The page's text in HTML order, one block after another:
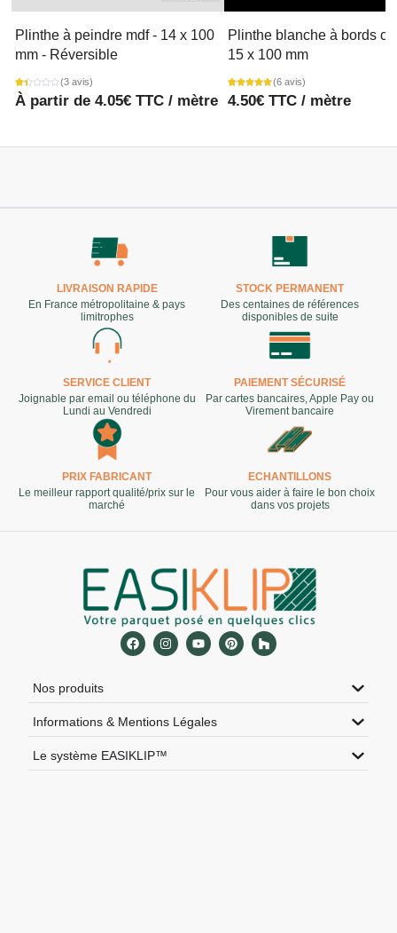
Plinthe à peindre mdf​ - 14 x 100
mm - Réversible
Noté
1.33
sur
3
client
(3 avis)
À partir de4.05€ TTC / mètre
Plinthe blanche à bords
15 x 100 mm
Noté
4.83
6
(6 avis)
4.50€ TTC / mètre
LIVRAISON RAPIDE
En France métropolitaine & pays
limitrophes
STOCK PERMANENT
Des centaines de références
disponibles de suite
SERVICE CLIENT
Joignable par email ou téléphone du
Lundi au Vendredi
PAIEMENT SÉCURISÉ
Par cartes bancaires, Apple Pay ou
Virement bancaire
PRIX FABRICANT
Le meilleur rapport qualité/prix sur le
marché
ECHANTILLONS
Pour vous aider à faire le bon choix
dans vos projets
Nos produits
Informations & Mentions Légales
Le système EASIKLIP™